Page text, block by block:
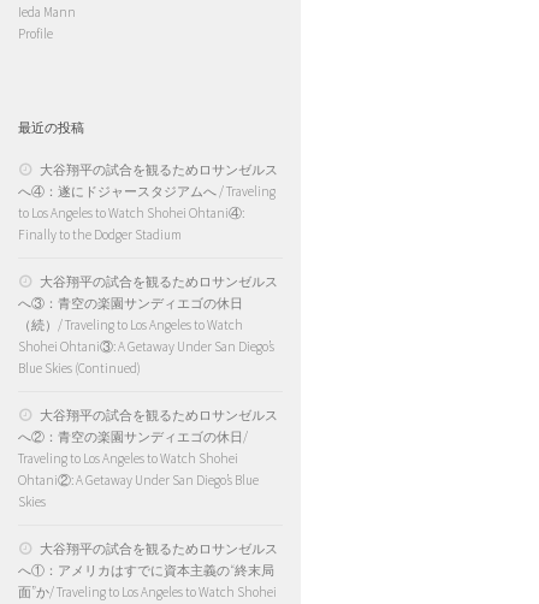
Ieda Mann
Profile
最近の投稿
大谷翔平の試合を観るためロサンゼルス
へ④：遂にドジャースタジアムへ / Traveling
to Los Angeles to Watch Shohei Ohtani④:
Finally to the Dodger Stadium
大谷翔平の試合を観るためロサンゼルス
へ③：青空の楽園サンディエゴの休日
（続）/ Traveling to Los Angeles to Watch
Shohei Ohtani③: A Getaway Under San Diego’s
Blue Skies (Continued)
大谷翔平の試合を観るためロサンゼルス
へ②：青空の楽園サンディエゴの休日/
Traveling to Los Angeles to Watch Shohei
Ohtani②: A Getaway Under San Diego’s Blue
Skies
大谷翔平の試合を観るためロサンゼルス
へ①：アメリカはすでに資本主義の“終末局
面”か/ Traveling to Los Angeles to Watch Shohei